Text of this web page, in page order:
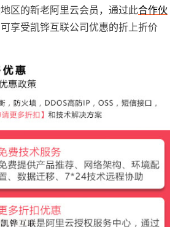
区的新老阿里云会员，通过此合作伙
享受凯铧互联公司优惠的折上折价